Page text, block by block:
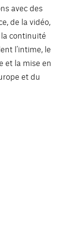
avec des
de la vidéo,
la continuité
l’intime, le
et la mise en
et du